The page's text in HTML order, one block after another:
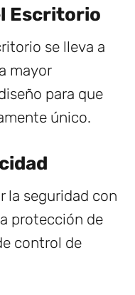
Escritorio
se lleva a
mayor
para que
único.
la seguridad con
protección de
control de